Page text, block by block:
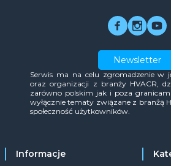
Newsletter
Serwis ma na celu zgromadzenie w
oraz organizacji z branży HVACR,
zarówno polskim jak i poza granicami
wyłącznie tematy związane z branżą
społeczność użytkowników.
Informacje